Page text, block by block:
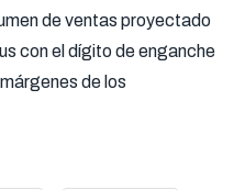
de ventas proyectado
con el dígito de enganche
de los